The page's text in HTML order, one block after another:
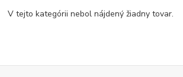
V tejto kategórii nebol nájdený žiadny tovar.